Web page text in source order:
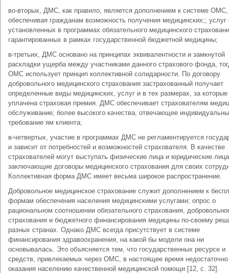
во-вторых, ДМС, как правило, является дополнением к системе ОМС,
обеспечивая гражданам возможность получения медицинских;; услуг
установленных в программах обязательного медицинского
гарантированных в рамках государственной бюджетной медицины;
в-третьих, ДМС основано на принципах эквивалентности и замкнутой
раскладки ущерба между участниками данного страхового фонда,
ОМС использует принцип коллективной солидарности. По договору
добровольного медицинского страхования застрахованный получает
определенные виды медицинских, услуг и в тех размерах, за
уплачена страховая премия. ДМС обеспечивает страхователям
обслуживание; более высокого качества, отвечающее
требование ям клиента;
в-четвертых, участие в программах ДМС не регламентируется
и зависит от потребностей и возможностей страхователя. В качестве
страхователей могут выступать физические лица и юридические
заключающие договоры медицинского страхования для своих
Коллективная форма ДМС имеет весьма широкое распространение.
Добровольное медицинское страхование служит дополнением к
формам обеспечения населения медицинскими услугами; опрос о
рациональном соотношении обязательного страхования,
страхования и бюджетного финансирования медицины по-своему
разных странах. Однако ДМС всегда присутствует в системе
финансирования здравоохранения, на какой бы модели она ни
основывалась. Это объясняется тем, что государственных ресурсе и
средств, привлекаемых через ОМС, в настоящее время
оказания населению качественной медицинской помощи [12, c. 32].